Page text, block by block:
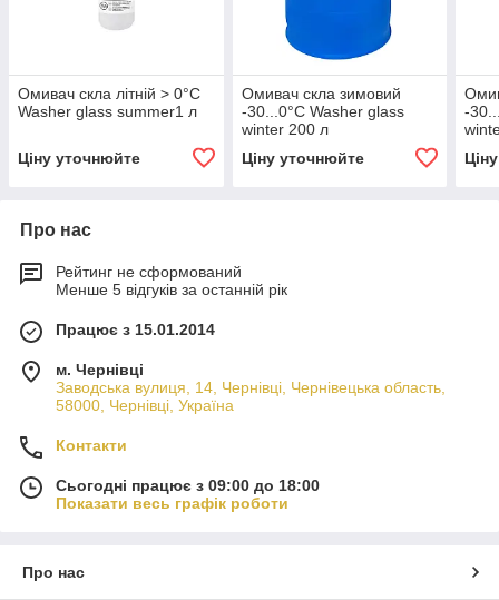
Омивач скла літній > 0°С
Washer glass summer1 л
Ціну уточнюйте
Омивач скла зимовий
-30...0°С Washer glass
winter 200 л
Ціну уточнюйте
-
Про нас
Рейтинг не сформований
Менше 5 відгуків за останній рік
Працює з 15.01.2014
м. Чернівці
Заводська вулиця, 14, Чернівці, Чернівецька область,
58000, Чернівці, Україна
Контакти
Сьогодні працює з 09:00 до 18:00
Показати весь графік роботи
Про нас